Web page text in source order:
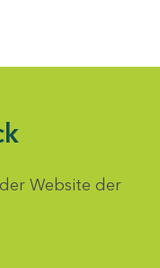
Website der
auswählen